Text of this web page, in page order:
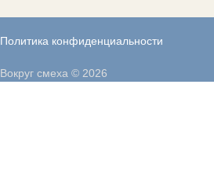
Политика конфиденциальности
Вокруг смеха © 2026